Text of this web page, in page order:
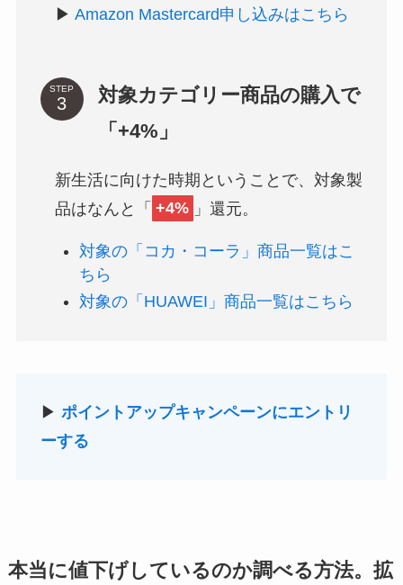
▶ Amazon Mastercard申し込みはこちら
STEP
対象カテゴリー商品の購入で
「+4%」
新生活に向けた時期ということで、対象製
品はなんと「 +4% 」還元。
対象の「コカ・コーラ」商品一覧はこ
ちら
対象の「HUAWEI」商品一覧はこちら
▶ ポイントアップキャンペーンにエントリ
ーする
本当に値下げしているのか調べる方法。拡